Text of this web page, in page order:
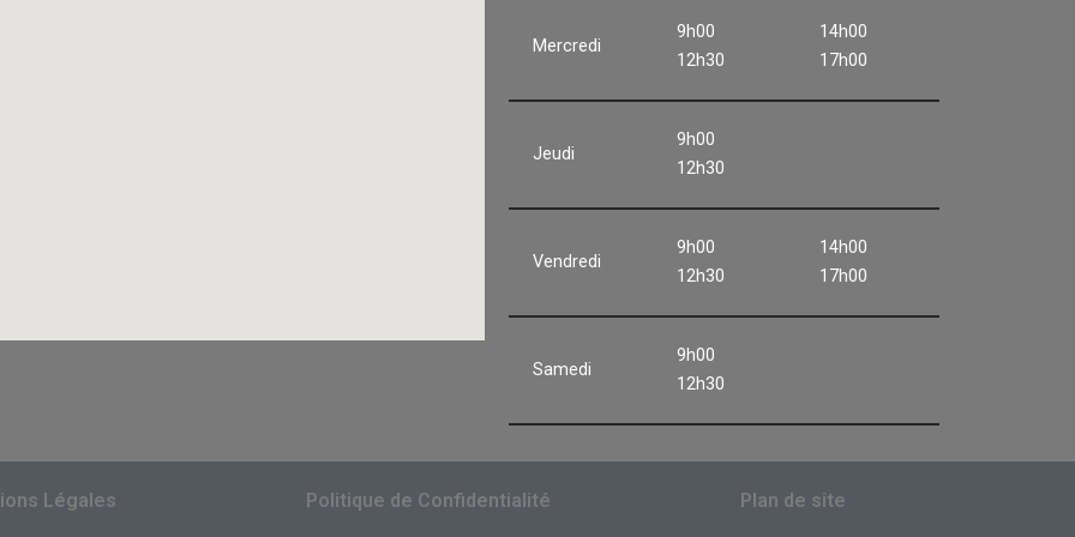
Mercredi
9h00
12h30
14h00
17h00
Jeudi
9h00
12h30
Vendredi
9h00
12h30
14h00
17h00
Samedi
9h00
12h30
Légales Politique de Confidentialité Plan de site